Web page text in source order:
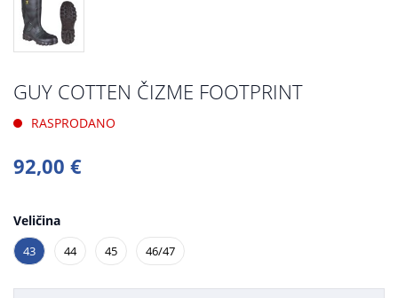
GUY COTTEN ČIZME FOOTPRINT
RASPRODANO
92,00 €
Veličina
43 44 45 46/47